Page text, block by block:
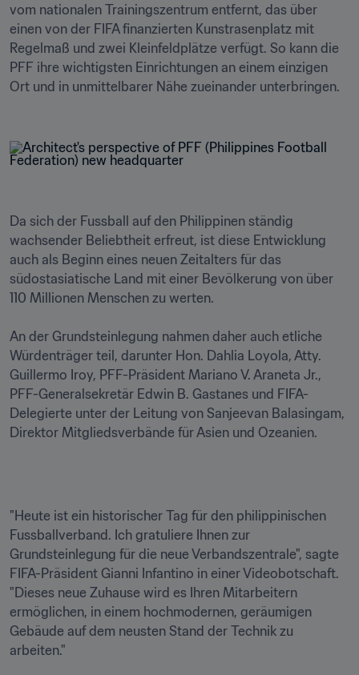
vom nationalen Trainingszentrum entfernt, das über
einen von der FIFA finanzierten Kunstrasenplatz mit
Regelmaß und zwei Kleinfeldplätze verfügt. So kann die
PFF ihre wichtigsten Einrichtungen an einem einzigen
Ort und in unmittelbarer Nähe zueinander unterbringen.
Da sich der Fussball auf den Philippinen ständig
wachsender Beliebtheit erfreut, ist diese Entwicklung
auch als Beginn eines neuen Zeitalters für das
südostasiatische Land mit einer Bevölkerung von über
110 Millionen Menschen zu werten.
An der Grundsteinlegung nahmen daher auch etliche
Würdenträger teil, darunter Hon. Dahlia Loyola, Atty.
Guillermo Iroy, PFF-Präsident Mariano V. Araneta Jr.,
PFF-Generalsekretär Edwin B. Gastanes und FIFA-
Delegierte unter der Leitung von Sanjeevan Balasingam,
Direktor Mitgliedsverbände für Asien und Ozeanien.
"Heute ist ein historischer Tag für den philippinischen
Fussballverband. Ich gratuliere Ihnen zur
Grundsteinlegung für die neue Verbandszentrale", sagte
FIFA-Präsident Gianni Infantino in einer Videobotschaft.
"Dieses neue Zuhause wird es Ihren Mitarbeitern
ermöglichen, in einem hochmodernen, geräumigen
Gebäude auf dem neusten Stand der Technik zu
arbeiten."